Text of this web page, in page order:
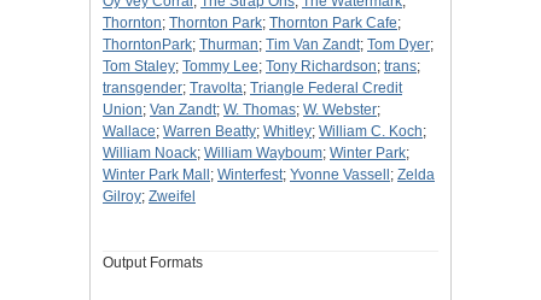
Thornton; Thornton Park; Thornton Park Cafe;
ThorntonPark; Thurman; Tim Van Zandt; Tom Dyer;
Tom Staley; Tommy Lee; Tony Richardson; trans;
transgender; Travolta; Triangle Federal Credit
Union; Van Zandt; W. Thomas; W. Webster;
Wallace; Warren Beatty; Whitley; William C. Koch;
William Noack; William Wayboum; Winter Park;
Winter Park Mall ; Winterfest; Yvonne Vassell ; Zelda
Gilroy; Zweifel
Output Formats